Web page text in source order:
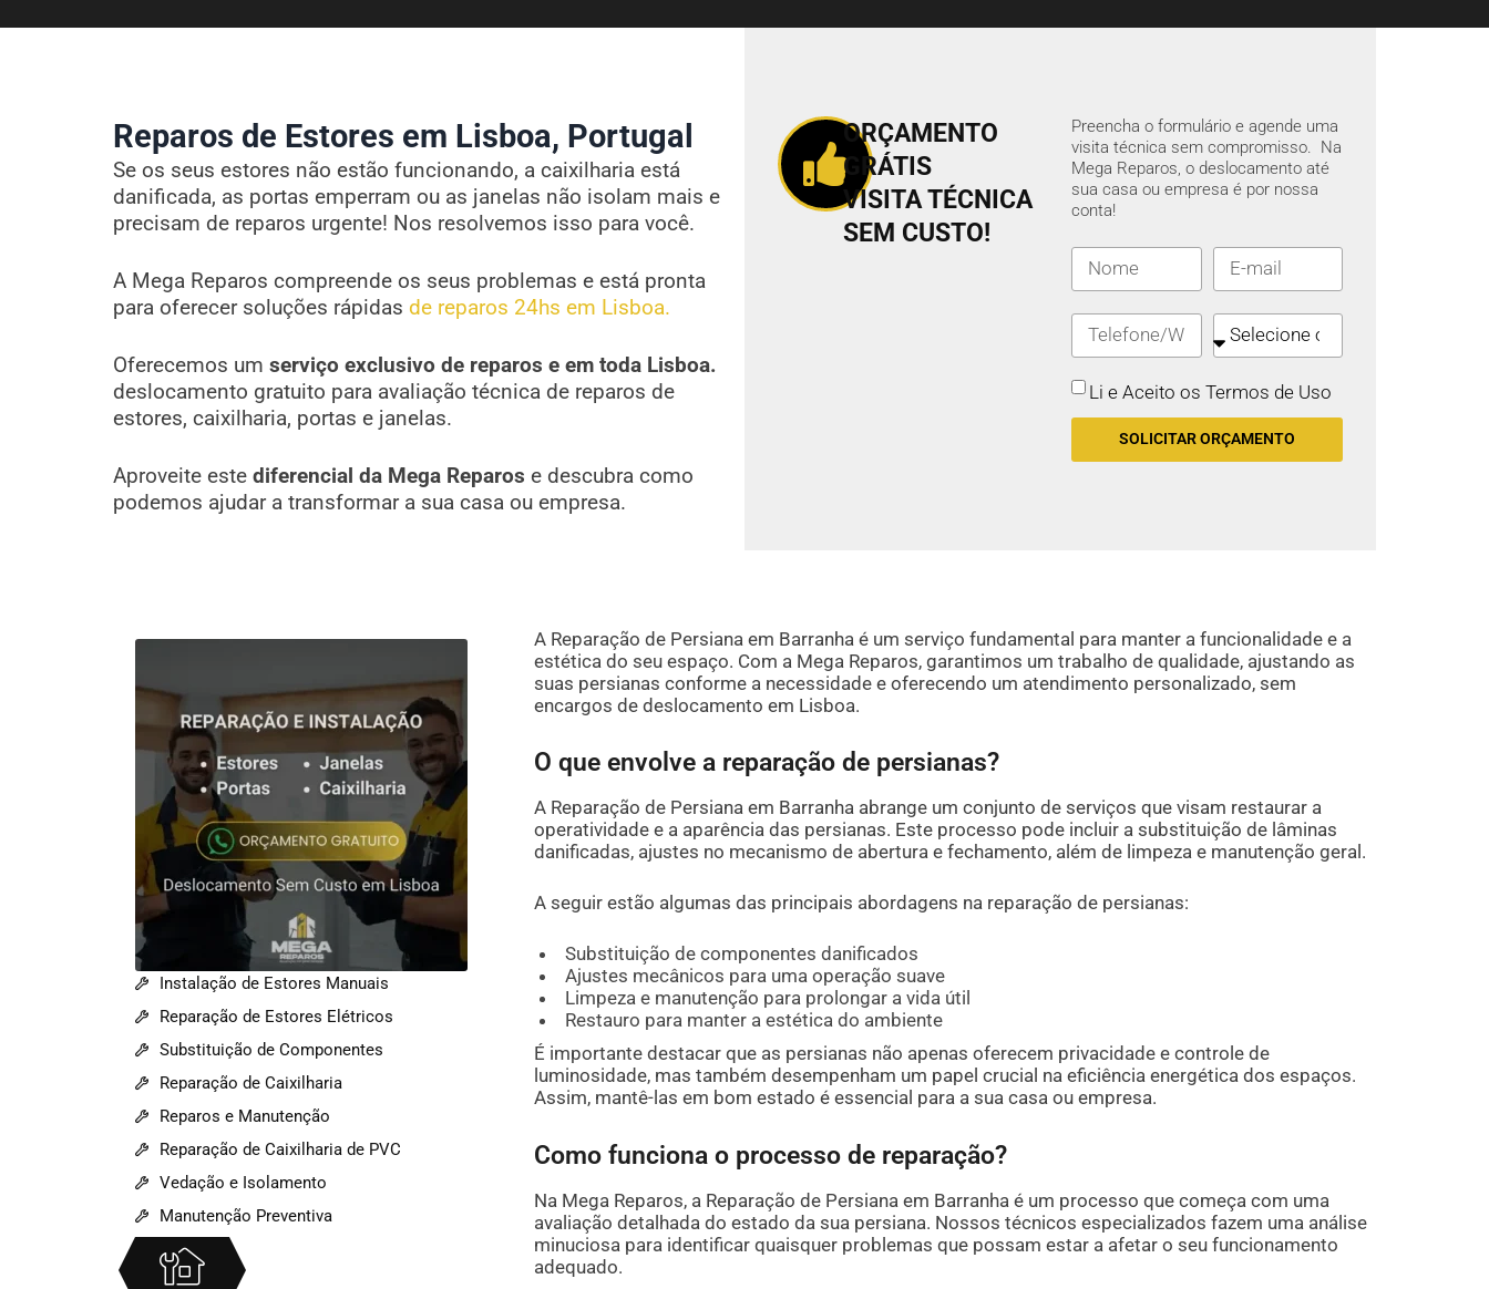
Reparos de Estores em Lisboa, Portugal
Se os seus estores não estão funcionando, a caixilharia está
danificada, as portas emperram ou as janelas não isolam mais e
precisam de reparos urgente! Nos resolvemos isso para você.
A Mega Reparos compreende os seus problemas e está pronta
para oferecer soluções rápidas de reparos 24hs em Lisboa.
Oferecemos um serviço exclusivo de reparos e em toda Lisboa.
deslocamento gratuito para avaliação técnica de reparos de
estores, caixilharia, portas e janelas.
Aproveite este diferencial da Mega Reparos e descubra como
podemos ajudar a transformar a sua casa ou empresa.
ORÇAMENTO
GRÁTIS
VISITA TÉCNICA
SEM CUSTO!
Preencha o formulário e agende uma
visita técnica sem compromisso. Na
Mega Reparos, o deslocamento até
sua casa ou empresa é por nossa
conta!
Li e Aceito os Termos de Uso
SOLICITAR ORÇAMENTO
Instalação de Estores Manuais
Reparação de Estores Elétricos
Substituição de Componentes
Reparação de Caixilharia
Reparos e Manutenção
Reparação de Caixilharia de PVC
Vedação e Isolamento
Manutenção Preventiva
A Reparação de Persiana em Barranha é um serviço fundamental para manter a funcionalidade e a
estética do seu espaço. Com a Mega Reparos, garantimos um trabalho de qualidade, ajustando as
suas persianas conforme a necessidade e oferecendo um atendimento personalizado, sem
encargos de deslocamento em Lisboa.
O que envolve a reparação de persianas?
A Reparação de Persiana em Barranha abrange um conjunto de serviços que visam restaurar a
operatividade e a aparência das persianas. Este processo pode incluir a substituição de lâminas
danificadas, ajustes no mecanismo de abertura e fechamento, além de limpeza e manutenção geral.
A seguir estão algumas das principais abordagens na reparação de persianas:
Substituição de componentes danificados
Ajustes mecânicos para uma operação suave
Limpeza e manutenção para prolongar a vida útil
Restauro para manter a estética do ambiente
É importante destacar que as persianas não apenas oferecem privacidade e controle de
luminosidade, mas também desempenham um papel crucial na eficiência energética dos espaços.
Assim, mantê-las em bom estado é essencial para a sua casa ou empresa.
Como funciona o processo de reparação?
Na Mega Reparos, a Reparação de Persiana em Barranha é um processo que começa com uma
avaliação detalhada do estado da sua persiana. Nossos técnicos especializados fazem uma análise
minuciosa para identificar quaisquer problemas que possam estar a afetar o seu funcionamento
adequado.